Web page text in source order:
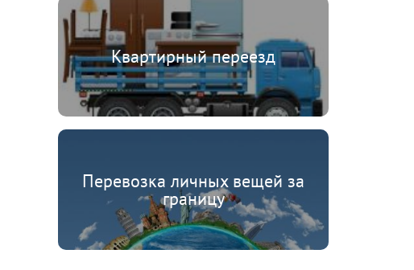
Квартирный переезд
Перевозка личных вещей за
границу